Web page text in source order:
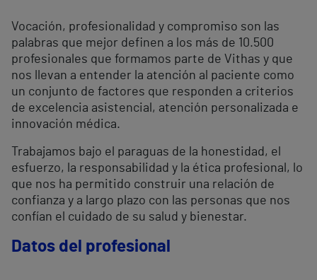
Vocación, profesionalidad y compromiso son las
palabras que mejor definen a los más de 10.500
profesionales que formamos parte de Vithas y que
nos llevan a entender la atención al paciente como
un conjunto de factores que responden a criterios
de excelencia asistencial, atención personalizada e
innovación médica.
Trabajamos bajo el paraguas de la honestidad, el
esfuerzo, la responsabilidad y la ética profesional, lo
que nos ha permitido construir una relación de
confianza y a largo plazo con las personas que nos
confían el cuidado de su salud y bienestar.
Datos del profesional